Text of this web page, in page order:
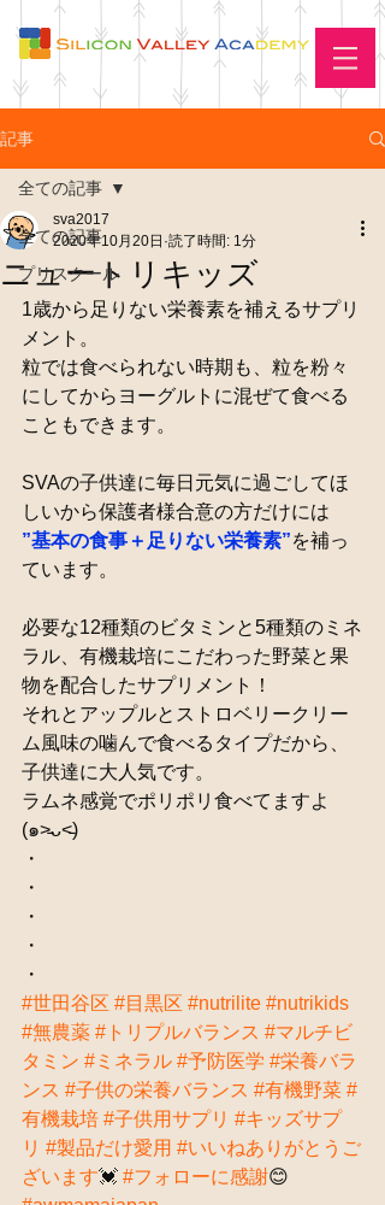
記事
全ての記事
プリスクール
全ての記事
ニュートリキッズ
sva2017
2020年10月20日 読了時間: 1分
1歳から足りない栄養素を補えるサプリ
メント。
粒では食べられない時期も、粒を粉々
にしてからヨーグルトに混ぜて食べる
こともできます。
SVAの子供達に毎日元気に過ごしてほ
しいから保護者様合意の方だけには
”基本の食事＋足りない栄養素”を補っ
ています。
必要な12種類のビタミンと5種類のミネ
ラル、有機栽培にこだわった野菜と果
物を配合したサプリメント！
それとアップルとストロベリークリー
ム風味の噛んで食べるタイプだから、
子供達に大人気です。
ラムネ感覚でポリポリ食べてますよ
(๑˃̵ᴗ˂̵)
・
・
・
・
・
#世田谷区 #目黒区 #nutrilite #nutrikids
#無農薬 #トリプルバランス #マルチビ
タミン #ミネラル #予防医学 #栄養バラ
ンス #子供の栄養バランス #有機野菜 #
有機栽培 #子供用サプリ #キッズサプ
リ #製品だけ愛用 #いいねありがとうご
ざいます💓 #フォローに感謝😊